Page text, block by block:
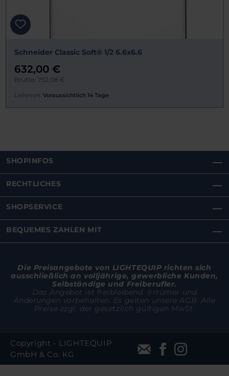
Schneider Classic Soft® 1/2 6.6x6.6
632,00 €
Brutto: 752,08 €
Lieferzeit: Voraussichtlich 14 Tage
SHOPINFOS
RECHTLICHES
SHOPSERVICE
BEQUEMES ZAHLEN MIT
Die Preisangebote von LIGHTEQUIP richten sich
ausschließlich an volljährige, gewerbliche Kunden,
Selbständige und Freiberufler.
Das Angebot ist freibleibend. Irrtümer und
Änderungen vorbehalten. Es gelten unsere AGB. Alle
Preise zzgl. der gesetzlich gültigen MwSt.
Copyright - LIGHTEQUIP
GmbH & Co. KG